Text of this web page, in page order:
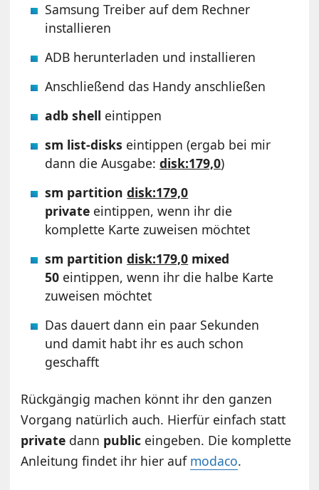
Samsung Treiber auf dem Rechner
installieren
ADB herunterladen und installieren
Anschließend das Handy anschließen
adb shell eintippen
sm list-disks eintippen (ergab bei mir
dann die Ausgabe:disk:179,0)
sm partitiondisk:179,0
private eintippen, wenn ihr die
komplette Karte zuweisen möchtet
sm partitiondisk:179,0 mixed
50 eintippen, wenn ihr die halbe Karte
zuweisen möchtet
Das dauert dann ein paar Sekunden
und damit habt ihr es auch schon
geschafft
Rückgängig machen könnt ihr den ganzen
Vorgang natürlich auch. Hierfür einfach statt
private dann public eingeben. Die komplette
Anleitung findet ihr hier auf modaco.